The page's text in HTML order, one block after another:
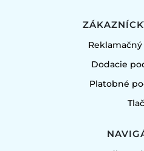
Dodacie
Platobné
Tlač